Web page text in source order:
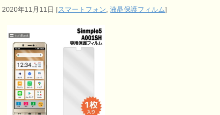
2020年11月11日 [スマートフォン ,液晶保護フィルム]